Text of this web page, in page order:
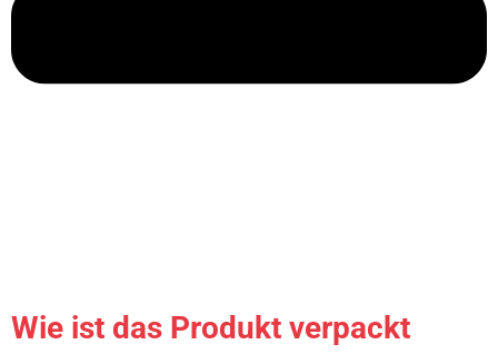
Wie ist das Produkt verpackt